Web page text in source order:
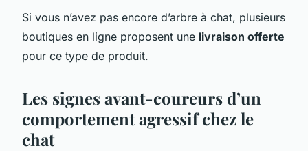
Si vous n’avez pas encore d’arbre à chat, plusieurs
boutiques en ligne proposent une livraison offerte
pour ce type de produit.
Les signes avant-coureurs d’un
comportement agressif chez le
chat